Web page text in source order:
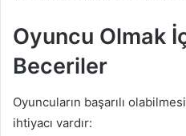
Oyuncu Olmak
Beceriler
Oyuncuların başarılı
ihtiyacı vardır: